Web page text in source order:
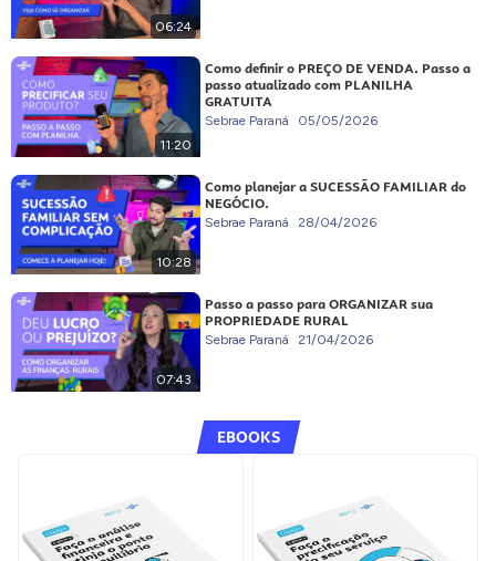
06:24
11:20
Como definir o PREÇO DE VENDA. Passo a
passo atualizado com PLANILHA
GRATUITA
Sebrae Paraná 05/05/2026
10:28
Como planejar a SUCESSÃO FAMILIAR do
NEGÓCIO.
Sebrae Paraná 28/04/2026
07:43
Passo a passo para ORGANIZAR sua
PROPRIEDADE RURAL
Sebrae Paraná 21/04/2026
EBOOKS